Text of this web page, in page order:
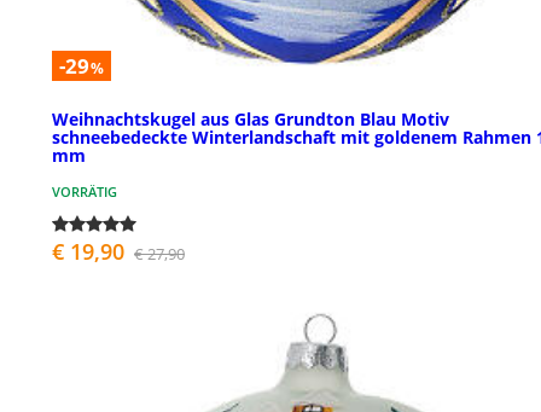
-29%
Weihnachtskugel aus Glas Grundton Blau Motiv
schneebedeckte Winterlandschaft mit goldenem Rahmen
mm
VORRÄTIG
€ 19,90 € 27,90